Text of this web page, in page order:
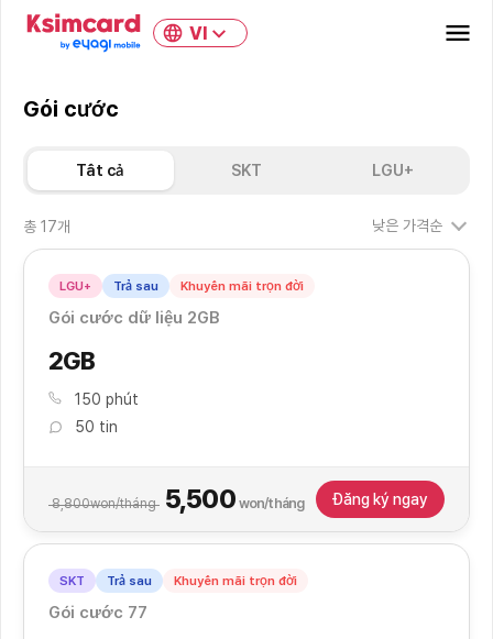
VI
Gói cước
Tất cả SKT LGU+
총 17개 낮은 가격순
LGU+ Trả sau Khuyến mãi trọn đời
Gói cước dữ liệu 2GB
2GB
150 phút
50 tin
8,800won/tháng 5,500 won/tháng Đăng ký ngay
SKT Trả sau Khuyến mãi trọn đời
Gói cước 77